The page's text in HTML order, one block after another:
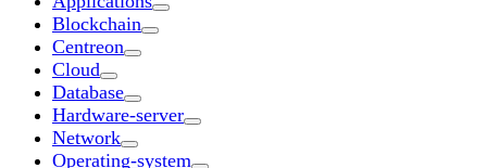
Blockchain
Centreon
Cloud
Database
Hardware-server
Network
Operating-system